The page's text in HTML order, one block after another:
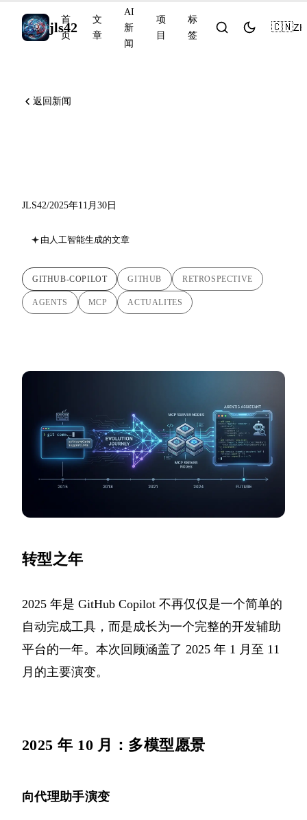
jls42
首
页
文
章
AI
新
闻
项
目
标
签
🇨🇳ZH
返回新闻
JLS42/2025年11月30日
由人工智能生成的文章
GITHUB-COPILOT GITHUB RETROSPECTIVE
AGENTS MCP ACTUALITES
转型之年
2025 年是 GitHub Copilot 不再仅仅是一个简单的
自动完成工具，而是成长为一个完整的开发辅助
平台的一年。本次回顾涵盖了 2025 年 1 月至 11
月的主要演变。
2025 年 10 月：多模型愿景
向代理助手演变